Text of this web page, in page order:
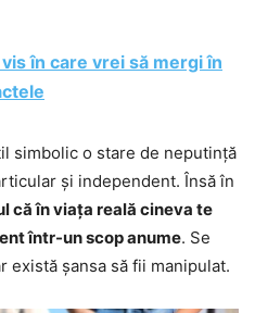
în care vrei să mergi în
simbolic o stare de neputință
și independent. Însă în
că în viața reală cineva te
într-un scop anume. Se
există șansa să fii manipulat.